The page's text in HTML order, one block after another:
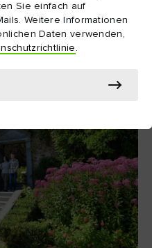
Sie einfach auf
Weitere Informationen
Daten verwenden,
und exquisiten Oase fernab